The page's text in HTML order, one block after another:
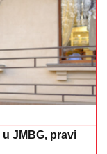
JMBG, pravi